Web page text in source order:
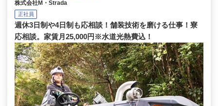
株式会社M・Strada
正社員
週休3日制や4日制も応相談！舗装技術を磨ける仕事！寮
応相談。家賃月25,000円※水道光熱費込！